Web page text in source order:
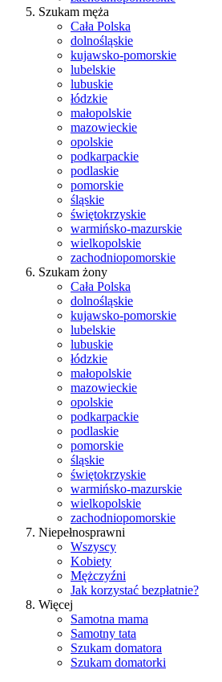
Szukam męża
Cała Polska
dolnośląskie
kujawsko-pomorskie
lubelskie
lubuskie
łódzkie
małopolskie
mazowieckie
opolskie
podkarpackie
podlaskie
pomorskie
śląskie
świętokrzyskie
warmińsko-mazurskie
wielkopolskie
zachodniopomorskie
Szukam żony
Cała Polska
dolnośląskie
kujawsko-pomorskie
lubelskie
lubuskie
łódzkie
małopolskie
mazowieckie
opolskie
podkarpackie
podlaskie
pomorskie
śląskie
świętokrzyskie
warmińsko-mazurskie
wielkopolskie
zachodniopomorskie
Niepełnosprawni
Wszyscy
Kobiety
Mężczyźni
Jak korzystać bezpłatnie?
Więcej
Samotna mama
Samotny tata
Szukam domatora
Szukam domatorki